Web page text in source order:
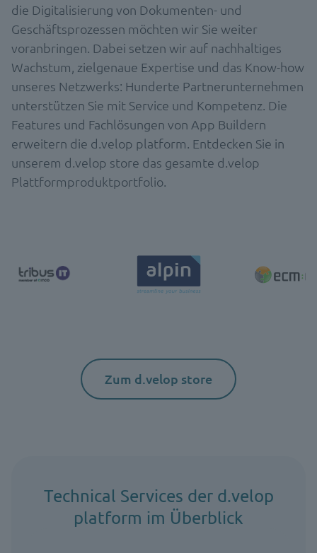
die Digitalisierung von Dokumenten- und
Geschäftsprozessen möchten wir Sie weiter
voranbringen. Dabei setzen wir auf nachhaltiges
Wachstum, zielgenaue Expertise und das Know-how
unseres Netzwerks: Hunderte Partnerunternehmen
unterstützen Sie mit Service und Kompetenz. Die
Features und Fachlösungen von App Buildern
erweitern die d.velop platform. Entdecken Sie in
unserem d.velop store das gesamte d.velop
Plattformproduktportfolio.
Zum d.velop store
Technical Services der d.velop
platform im Überblick